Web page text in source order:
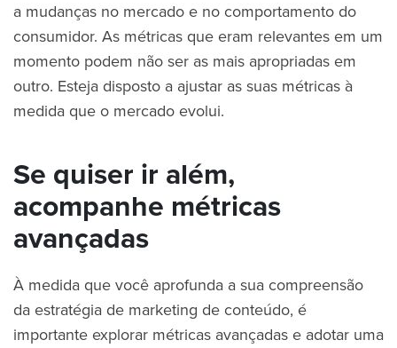
a mudanças no mercado e no comportamento do
consumidor. As métricas que eram relevantes em um
momento podem não ser as mais apropriadas em
outro. Esteja disposto a ajustar as suas métricas à
medida que o mercado evolui.
Se quiser ir além,
acompanhe métricas
avançadas
À medida que você aprofunda a sua compreensão
da estratégia de marketing de conteúdo, é
importante explorar métricas avançadas e adotar uma